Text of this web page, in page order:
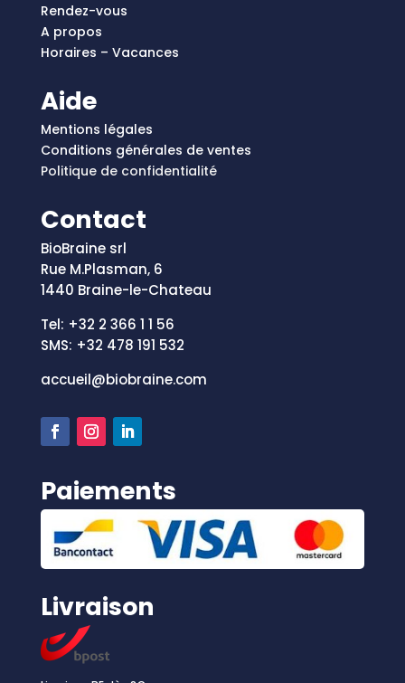
Rendez-vous
A propos
Horaires – Vacances
Aide
Mentions légales
Conditions générales de ventes
Politique de confidentialité
Contact
BioBraine srl
Rue M.Plasman, 6
1440 Braine-le-Chateau
Tel: +32 2 366 1 1 56
SMS: +32 478 191 532
accueil@biobraine.com
Paiements
Livraison